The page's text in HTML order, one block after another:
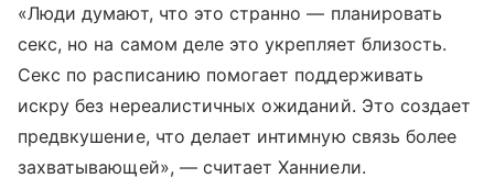
«Люди думают, что это странно — планировать
секс, но на самом деле это укрепляет близость.
Секс по расписанию помогает поддерживать
искру без нереалистичных ожиданий. Это создает
предвкушение, что делает интимную связь более
захватывающей», — считает Ханниели.